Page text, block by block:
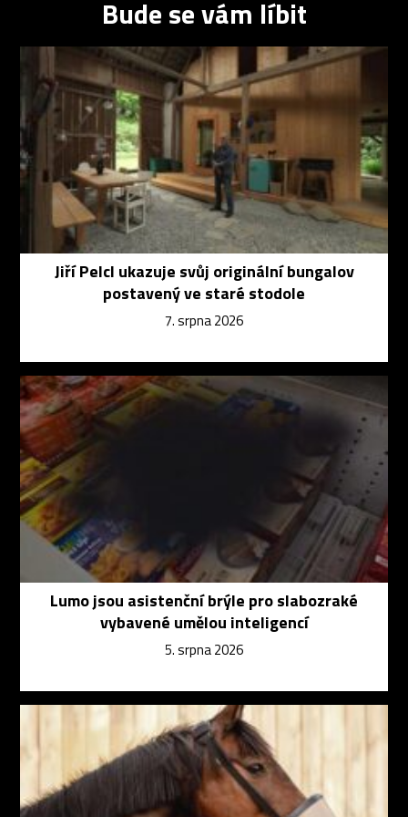
Bude se vám líbit
Jiří Pelcl ukazuje svůj originální bungalov
postavený ve staré stodole
7. srpna 2026
Lumo jsou asistenční brýle pro slabozraké
vybavené umělou inteligencí
5. srpna 2026